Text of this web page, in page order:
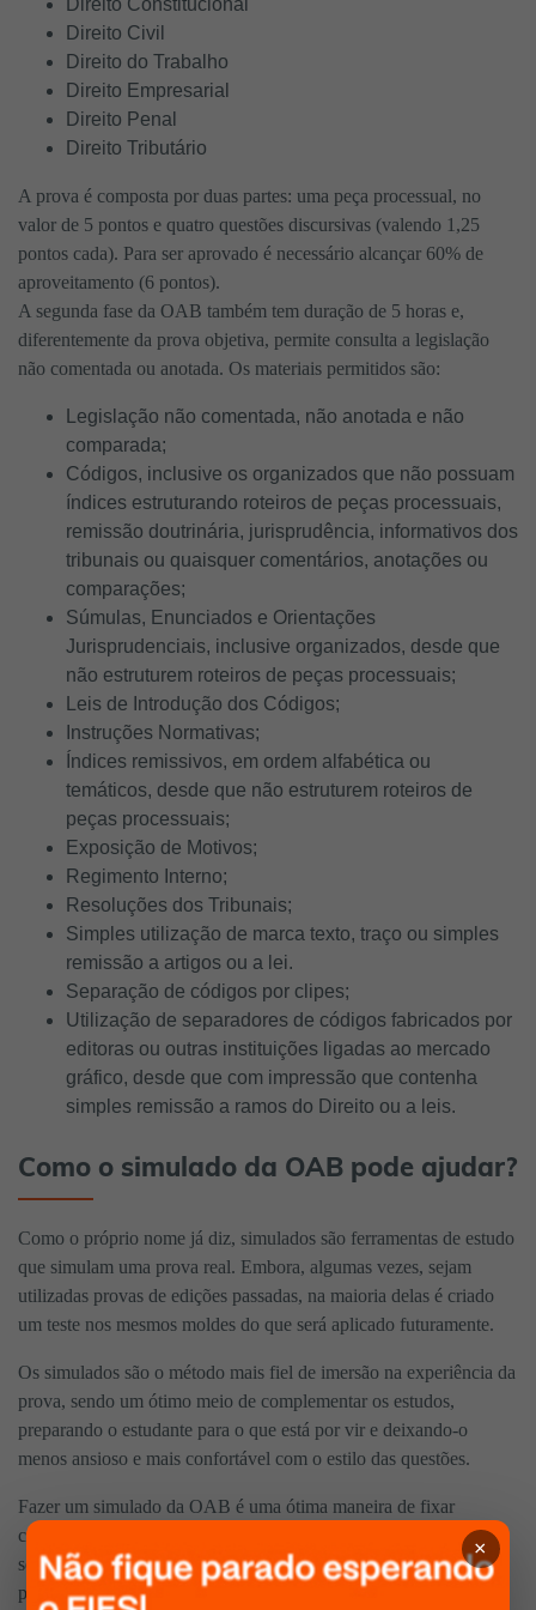
Direito Civil
Direito do Trabalho
Direito Empresarial
Direito Penal
Direito Tributário
A prova é composta por duas partes: uma peça processual, no
valor de 5 pontos e quatro questões discursivas (valendo 1,25
pontos cada). Para ser aprovado é necessário alcançar 60% de
aproveitamento (6 pontos).
A segunda fase da OAB também tem duração de 5 horas e,
diferentemente da prova objetiva, permite consulta a legislação
não comentada ou anotada. Os materiais permitidos são:
Legislação não comentada, não anotada e não
comparada;
Códigos, inclusive os organizados que não possuam
índices estruturando roteiros de peças processuais,
remissão doutrinária, jurisprudência, informativos dos
tribunais ou quaisquer comentários, anotações ou
comparações;
Súmulas, Enunciados e Orientações
Jurisprudenciais, inclusive organizados, desde que
não estruturem roteiros de peças processuais;
Leis de Introdução dos Códigos;
Instruções Normativas;
Índices remissivos, em ordem alfabética ou
temáticos, desde que não estruturem roteiros de
peças processuais;
Exposição de Motivos;
Regimento Interno;
Resoluções dos Tribunais;
Simples utilização de marca texto, traço ou simples
remissão a artigos ou a lei.
Separação de códigos por clipes;
Utilização de separadores de códigos fabricados por
editoras ou outras instituições ligadas ao mercado
gráfico, desde que com impressão que contenha
simples remissão a ramos do Direito ou a leis.
Como o simulado da OAB pode ajudar?
Como o próprio nome já diz, simulados são ferramentas de estudo
que simulam uma prova real. Embora, algumas vezes, sejam
utilizadas provas de edições passadas, na maioria delas é criado
um teste nos mesmos moldes do que será aplicado futuramente.
Os simulados são o método mais fiel de imersão na experiência da
prova, sendo um ótimo meio de complementar os estudos,
preparando o estudante para o que está por vir e deixando-o
menos ansioso e mais confortável com o estilo das questões.
Fazer um simulado da OAB é uma ótima maneira de fixar
conteúdos e se preparar para o momento real da prova. Mesmo
sendo algo mais puxado, vale super a pena realizar simulados,
pelo menos duas vezes no mês.
×